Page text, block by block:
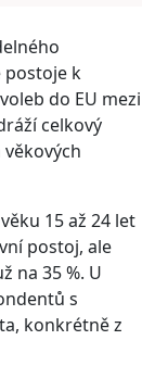
postoje k
do EU mezi
celkový
15 až 24 let
postoj, ale
na 35 %. U
s
konkrétně z